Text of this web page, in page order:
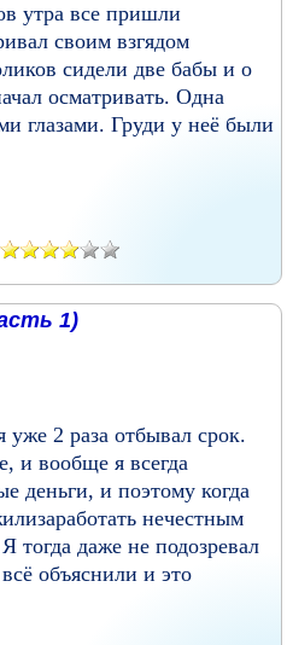
утра все пришли
своим взгядом
сидели две бабы и о
осматривать. Одна
глазами. Груди у неё были
1)
2 раза отбывал срок.
и вообще я всегда
деньги, и поэтому когда
нечестным
тогда даже не подозревал
объяснили и это